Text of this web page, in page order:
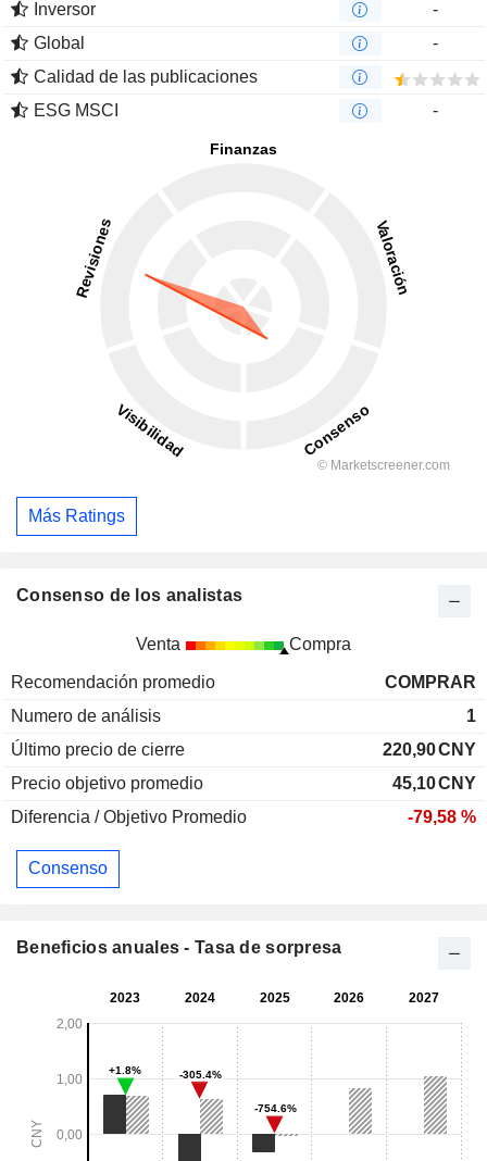
Inversor
-
Global
-
Calidad de las publicaciones
ESG MSCI
-
Más Ratings
Consenso de los analistas
Venta Compra
Recomendación promedio
COMPRAR
Numero de análisis
1
Último precio de cierre
220,90CNY
Precio objetivo promedio
45,10CNY
Diferencia / Objetivo Promedio
-79,58 %
Consenso
Beneficios anuales - Tasa de sorpresa